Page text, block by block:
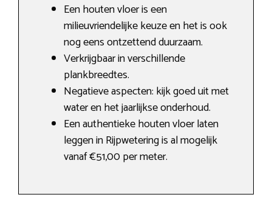
Een houten vloer is een
milieuvriendelijke keuze en het is ook
nog eens ontzettend duurzaam.
Verkrijgbaar in verschillende
plankbreedtes.
Negatieve aspecten: kijk goed uit met
water en het jaarlijkse onderhoud.
Een authentieke houten vloer laten
leggen in Rijpwetering is al mogelijk
vanaf €51,00 per meter.